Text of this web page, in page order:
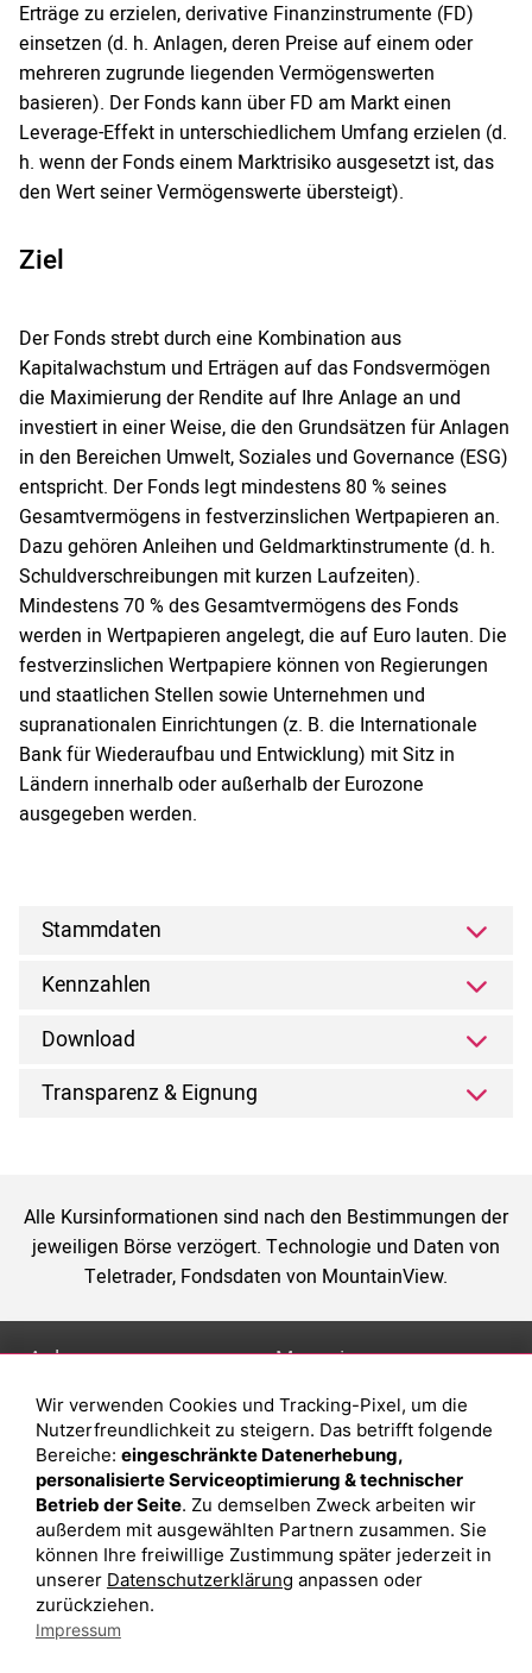
Erträge zu erzielen, derivative Finanzinstrumente (FD)
einsetzen (d. h. Anlagen, deren Preise auf einem oder
mehreren zugrunde liegenden Vermögenswerten
basieren). Der Fonds kann über FD am Markt einen
Leverage-Effekt in unterschiedlichem Umfang erzielen (d.
h. wenn der Fonds einem Marktrisiko ausgesetzt ist, das
den Wert seiner Vermögenswerte übersteigt).
Ziel
Der Fonds strebt durch eine Kombination aus
Kapitalwachstum und Erträgen auf das Fondsvermögen
die Maximierung der Rendite auf Ihre Anlage an und
investiert in einer Weise, die den Grundsätzen für Anlagen
in den Bereichen Umwelt, Soziales und Governance (ESG)
entspricht. Der Fonds legt mindestens 80 % seines
Gesamtvermögens in festverzinslichen Wertpapieren an.
Dazu gehören Anleihen und Geldmarktinstrumente (d. h.
Schuldverschreibungen mit kurzen Laufzeiten).
Mindestens 70 % des Gesamtvermögens des Fonds
werden in Wertpapieren angelegt, die auf Euro lauten. Die
festverzinslichen Wertpapiere können von Regierungen
und staatlichen Stellen sowie Unternehmen und
supranationalen Einrichtungen (z. B. die Internationale
Bank für Wiederaufbau und Entwicklung) mit Sitz in
Ländern innerhalb oder außerhalb der Eurozone
ausgegeben werden.
Stammdaten
Kennzahlen
Download
Transparenz & Eignung
Alle Kursinformationen sind nach den Bestimmungen der
jeweiligen Börse verzögert. Technologie und Daten von
Teletrader, Fondsdaten von MountainView.
Anlage
Depot eröffnen
Depot vergleichen
Junior Depot
Top-Seller-Fonds
Top-Fonds
Fonds-Suche
Magazin
Was sind sind ETFs?
Sparplan Vorteile
Was ist ein Fonds?
Wir verwenden Cookies und Tracking-Pixel, um die
Nutzerfreundlichkeit zu steigern. Das betrifft folgende
Bereiche: eingeschränkte Datenerhebung,
personalisierte Serviceoptimierung & technischer
Betrieb der Seite. Zu demselben Zweck arbeiten wir
außerdem mit ausgewählten Partnern zusammen. Sie
können Ihre freiwillige Zustimmung später jederzeit in
unserer Datenschutzerklärung anpassen oder
zurückziehen.
Impressum